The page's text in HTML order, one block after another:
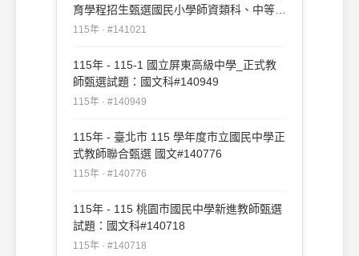
育學程招生甄選國民小學師資類科、中等學
校師資類科試題：國文#141021
115年 · #141021
115年 - 115-1 國立屏東高級中學_正式教
師甄選試題：國文科#140949
115年 · #140949
115年 - 臺北市 115 學年度市立國民中學正
式教師聯合甄選 國文#140776
115年 · #140776
115年 - 115 桃園市國民中學新進教師甄選
試題：國文科#140718
115年 · #140718